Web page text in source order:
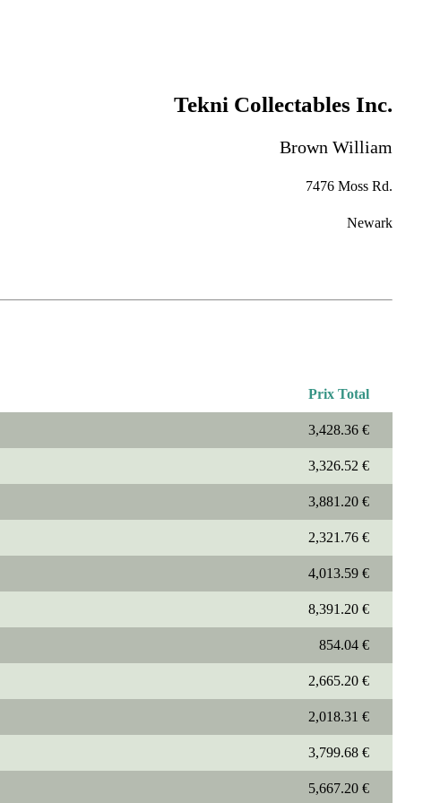
Tekni Collectables Inc.
Brown William
7476 Moss Rd.
Newark
Prix Total
3,428.36 €
3,326.52 €
3,881.20 €
2,321.76 €
4,013.59 €
8,391.20 €
854.04 €
2,665.20 €
2,018.31 €
3,799.68 €
5,667.20 €